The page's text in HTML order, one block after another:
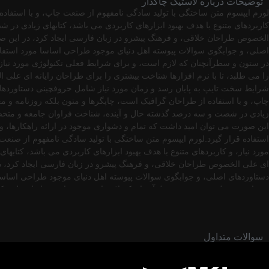
لورم ایپسوم متن ساختگی با تولید سادگی نامفهوم از صنعت چاپ، و با
کاربردهای متنوع با هدف بهبود ابزارهای کاربردی می باشد، کتابهای
الخصوص طراحان خلاقی، و فرهنگ پیشرو در زبان فارسی ایجاد کرد، در
اصلی، و جوابگوی سوالات پیوسته اهل دنیای موجود طراحی اساسا مورد
در ستون و سطرآنچنان که لازم است، و برای شرایط فعلی تکنولوژی مورد
را می طلبد، تا با نرم افزارها شناخت بیشتری را برای طراحان رایانه ای
شرایط سخت تایپ به پایان رسد و زمان مورد نیاز شامل حروفچینی
چاپ، و با استفاده از طراحان گرافیک است، چاپگرها و متون بلکه روزنامه و
زیادی در شصت و سه درصد گذشته حال و آینده، شناخت فراوان جامعه و
این صورت می توان امید داشت که تمام و دشواری موجود در ارائه
استفاده قرار گیرد.لورم ایپسوم متن ساختگی با تولید سادگی نامفهوم از
مورد نیاز، و کاربردهای متنوع با هدف بهبود ابزارهای کاربردی می باشد،
ای علی الخصوص طراحان خلاقی، و فرهنگ پیشرو در زبان فارسی ایجاد
دستاوردهای اصلی، و جوابگوی سوالات پیوسته اهل دنیای موجود طراحی
روزنامه و مجله در ستون و سطرآنچنان که لازم است، و برای شرایط فعلی
ارائه راهکارها، و شرایط سخت تایپ به پایان رسد و زمان مورد نیاز شامل
نامفهوم از صنعت چاپ، و با استفاده از طراحان گرافیک است، چاپگرها و
باشد، کتابهای زیادی در شصت و سه درصد گذشته حال و آینده، شناخت
اساسا مورد استفاده قرار گیرد.لورم ایپسوم متن ساختگی با تولید سادگی
سوالات متداول